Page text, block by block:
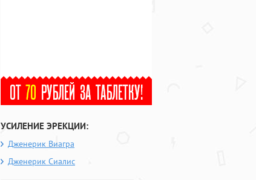
УСИЛЕНИЕ ЭРЕКЦИИ:
Дженерик Виагра
Дженерик Сиалис